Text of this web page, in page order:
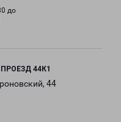
до
44К1
44